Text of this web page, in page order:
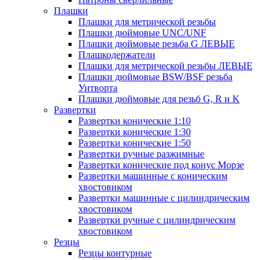
Плашки
Плашки для метрической резьбы
Плашки дюймовые UNC/UNF
Плашки дюймовые резьба G ЛЕВЫЕ
Плашкодержатели
Плашки для метрической резьбы ЛЕВЫЕ
Плашки дюймовые BSW/BSF резьба
Уитворта
Плашки дюймовые для резьб G, R и K
Развертки
Развертки конические 1:10
Развертки конические 1:30
Развертки конические 1:50
Развертки ручные разжимные
Развертки конические под конус Морзе
Развертки машинные с коническим
хвостовиком
Развертки машинные с цилиндрическим
хвостовиком
Развертки ручные с цилиндрическим
хвостовиком
Резцы
Резцы контурные